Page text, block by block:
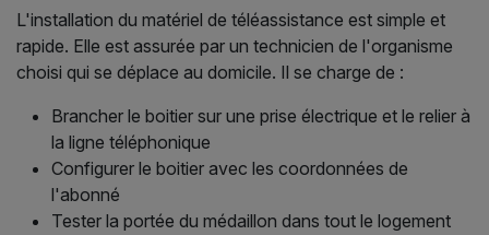
L'installation du matériel de téléassistance est simple et
rapide. Elle est assurée par un technicien de l'organisme
choisi qui se déplace au domicile. Il se charge de :
Brancher le boitier sur une prise électrique et le relier à
la ligne téléphonique
Configurer le boitier avec les coordonnées de
l'abonné
Tester la portée du médaillon dans tout le logement